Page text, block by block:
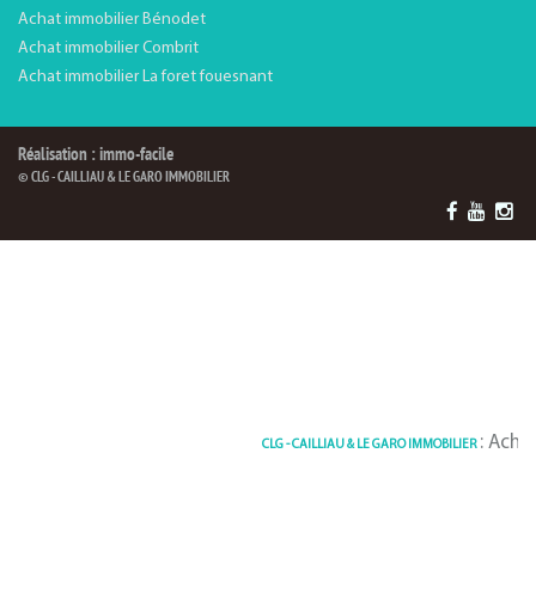
Achat immobilier Bénodet
Achat immobilier Combrit
Achat immobilier La foret fouesnant
Réalisation : immo-facile
© CLG - CAILLIAU & LE GARO IMMOBILIER
CLG - CAILLIAU & LE GARO IMMOBILIER: Achat /